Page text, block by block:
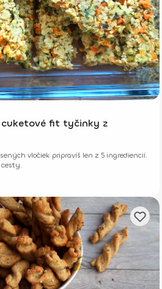
fit tyčinky z
vločiek pripravíš len z 5 ingrediencií.
cesty.